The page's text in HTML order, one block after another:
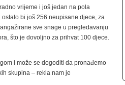
vrijeme i još jedan na pola
bi još 256 neupisane djece, za
sve snage u pregledavanju
što je dovoljno za prihvat 100 djece.
i može se dogoditi da pronađemo
skupina – rekla nam je